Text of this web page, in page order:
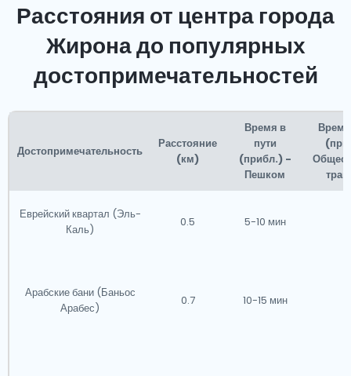
Расстояния от центра города
Жирона до популярных
достопримечательностей
Достопримечательность
Расстояние
(км)
Время в
пути
(прибл.) -
Пешком
Еврейский квартал (Эль-
Каль)
0.5 5-10 мин
Арабские бани (Баньос
Арабес)
0.7 10-15 мин